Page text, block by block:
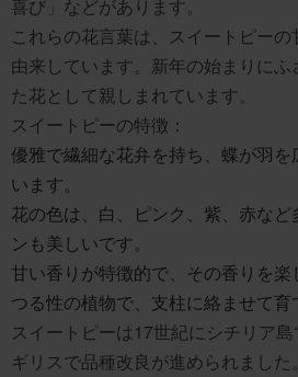
喜び」などがあります。
これらの花言葉は、スイートピー
由来しています。新年の始まりに
た花として親しまれています。
スイートピーの特徴：
優雅で繊細な花弁を持ち、蝶が羽
います。
花の色は、白、ピンク、紫、赤など
ンも美しいです。
甘い香りが特徴的で、その香りを楽
つる性の植物で、支柱に絡ませて育
スイートピーは17世紀にシチリア
ギリスで品種改良が進められまし